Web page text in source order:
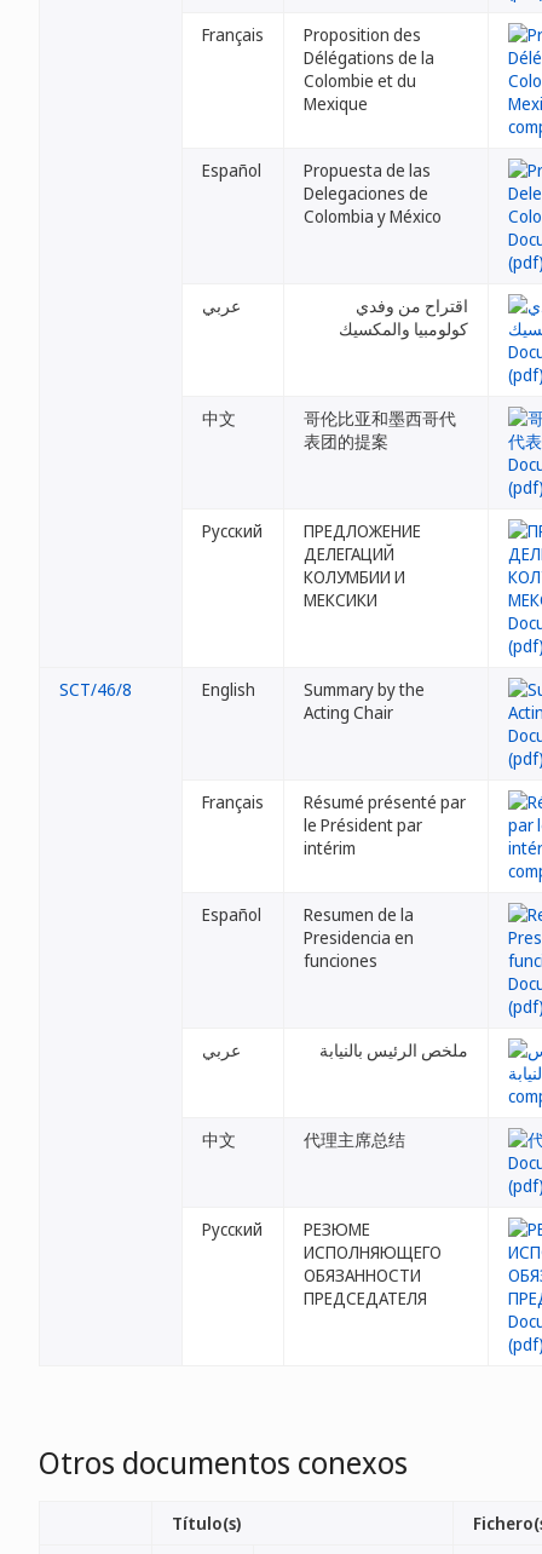
Français
Proposition des
Délégations de la
Colombie et du
Mexique
Español
Propuesta de las
Delegaciones de
Colombia y México
عربي
اقتراح من وفدي
كولومبيا والمكسيك
中文
哥伦比亚和墨西哥代
表团的提案
Русский
ПРЕДЛОЖЕНИЕ
ДЕЛЕГАЦИЙ
КОЛУМБИИ И
МЕКСИКИ
SCT/46/8 English
Summary by the
Acting Chair
Français
Résumé présenté par
le Président par
intérim
Español
Resumen de la
Presidencia en
funciones
عربي ملخص الرئيس بالنيابة
中文 代理主席总结
Русский
РЕЗЮМЕ
ИСПОЛНЯЮЩЕГО
ОБЯЗАННОСТИ
ПРЕДСЕДАТЕЛЯ
Otros documentos conexos
Título(s)